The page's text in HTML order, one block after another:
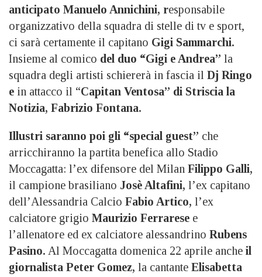
anticipato Manuelo Annichini, responsabile
organizzativo della squadra di stelle di tv e sport,
ci sarà certamente il capitano Gigi Sammarchi.
Insieme al comico del duo “Gigi e Andrea” la
squadra degli artisti schiererà in fascia il Dj Ringo
e in attacco il “Capitan Ventosa” di Striscia la
Notizia, Fabrizio Fontana.
Illustri saranno poi gli “special guest” che
arricchiranno la partita benefica allo Stadio
Moccagatta: l’ex difensore del Milan Filippo Galli,
il campione brasiliano Josè Altafini, l’ex capitano
dell’Alessandria Calcio Fabio Artico, l’ex
calciatore grigio Maurizio Ferrarese e
l’allenatore ed ex calciatore alessandrino Rubens
Pasino. Al Moccagatta domenica 22 aprile anche il
giornalista Peter Gomez, la cantante Elisabetta